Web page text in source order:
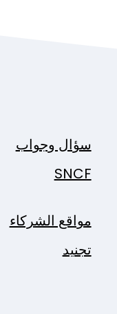
سؤال وجواب
SNCF
مواقع الشركاء
تجنيد